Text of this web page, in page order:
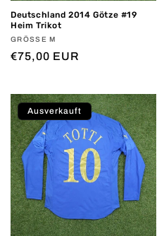
Deutschland 2014 Götze #19
Heim Trikot
Anbieter:
GRÖSSE M
Normaler
€75,00 EUR
Ausverkauft